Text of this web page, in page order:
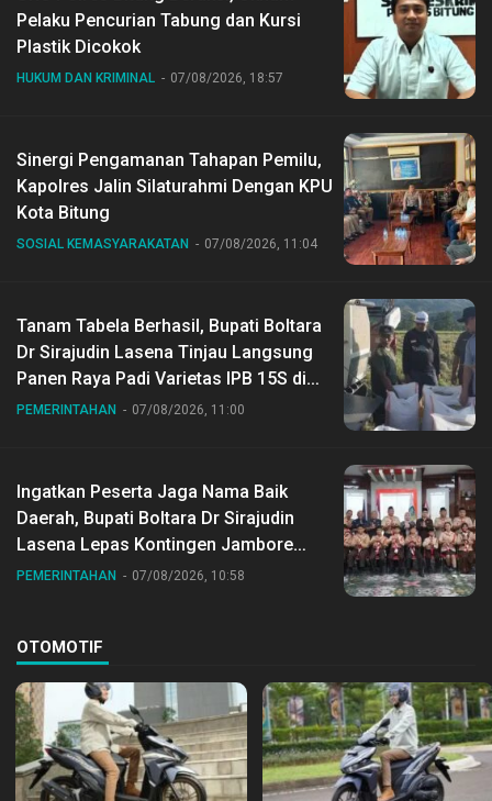
Pelaku Pencurian Tabung dan Kursi
Plastik Dicokok
HUKUM DAN KRIMINAL 07/08/2026, 18:57
Sinergi Pengamanan Tahapan Pemilu,
Kapolres Jalin Silaturahmi Dengan KPU
Kota Bitung
SOSIAL KEMASYARAKATAN 07/08/2026, 11:04
Tanam Tabela Berhasil, Bupati Boltara
Dr Sirajudin Lasena Tinjau Langsung
Panen Raya Padi Varietas IPB 15S di
Desa Gihang
PEMERINTAHAN 07/08/2026, 11:00
Ingatkan Peserta Jaga Nama Baik
Daerah, Bupati Boltara Dr Sirajudin
Lasena Lepas Kontingen Jambore
Nasional ke XII di Buperta Cibubur
PEMERINTAHAN 07/08/2026, 10:58
OTOMOTIF